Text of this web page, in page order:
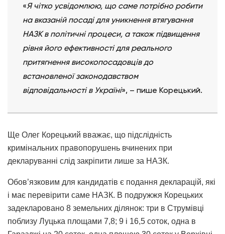
«Я чітко усвідомлюю, що саме потрібно робити
на вказаній посаді для уникнення втягування
НАЗК в політичні процеси, а також підвищення
рівня його ефективності для реального
притягнення високопосадовців до
встановленої законодавством
відповідальності в Україні», – пише Корецький.
Ще Олег Корецький вважає, що підслідність
кримінальних правопорушень вчинених при
декларуванні слід закріпити лише за НАЗК.
Обов’язковим для кандидатів є подання декларацій, які
і має перевірити саме НАЗК. В подружжя Корецьких
задекларовано 8 земельних ділянок: три в Струмівці
поблизу Луцька площами 7,8; 9 і 16,5 соток, одна в